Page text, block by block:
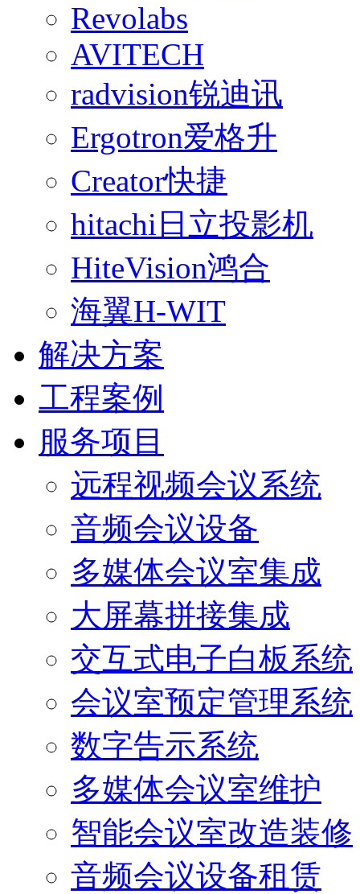
Revolabs
AVITECH
radvision锐迪讯
Ergotron爱格升
Creator快捷
hitachi日立投影机
HiteVision鸿合
海翼H-WIT
解决方案
工程案例
服务项目
远程视频会议系统
音频会议设备
多媒体会议室集成
大屏幕拼接集成
交互式电子白板系统
会议室预定管理系统
数字告示系统
多媒体会议室维护
智能会议室改造装修
音频会议设备租赁